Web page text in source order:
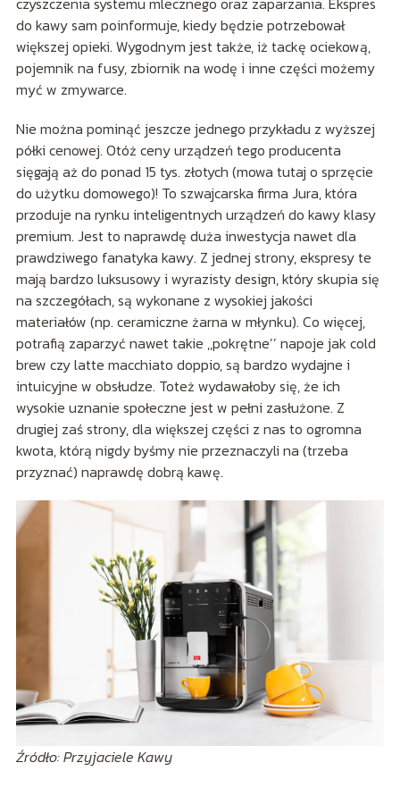
do kawy sam poinformuje, kiedy będzie potrzebował
większej opieki. Wygodnym jest także, iż tackę ociekową,
pojemnik na fusy, zbiornik na wodę i inne części możemy
myć w zmywarce.
Nie można pominąć jeszcze jednego przykładu z wyższej
półki cenowej. Otóż ceny urządzeń tego producenta
sięgają aż do ponad 15 tys. złotych (mowa tutaj o sprzęcie
do użytku domowego)! To szwajcarska firma Jura, która
przoduje na rynku inteligentnych urządzeń do kawy klasy
premium. Jest to naprawdę duża inwestycja nawet dla
prawdziwego fanatyka kawy. Z jednej strony, ekspresy te
mają bardzo luksusowy i wyrazisty design, który skupia się
na szczegółach, są wykonane z wysokiej jakości
materiałów (np. ceramiczne żarna w młynku). Co więcej,
potrafią zaparzyć nawet takie ,,pokrętne’’ napoje jak cold
brew czy latte macchiato doppio, są bardzo wydajne i
intuicyjne w obsłudze. Toteż wydawałoby się, że ich
wysokie uznanie społeczne jest w pełni zasłużone. Z
drugiej zaś strony, dla większej części z nas to ogromna
kwota, którą nigdy byśmy nie przeznaczyli na (trzeba
przyznać) naprawdę dobrą kawę.
Źródło: Przyjaciele Kawy